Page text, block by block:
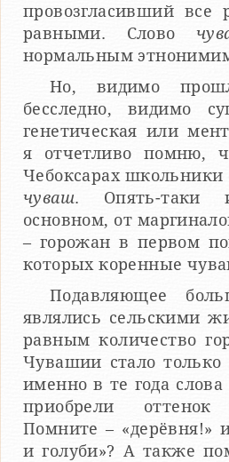
провозгласивший все
равными. Слово
нормальным
Но, видимо
бесследно, видимо
генетическая или
я отчетливо помню,
Чебоксарах школьники
чуваш. Опять-таки
основном, от
– горожан в первом
которых коренные
Подавляющее
являлись сельскими
равным количество
Чувашии стало только
именно в те года слова
приобрели оттенок
Помните – «дерёвня!»
и голуби»? А также